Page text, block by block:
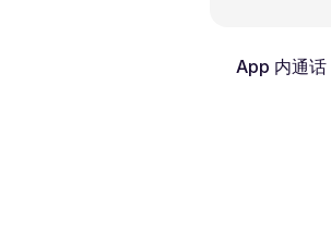
App 内通话